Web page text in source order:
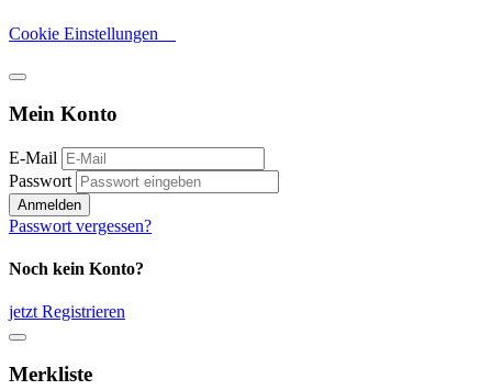
Cookie Einstellungen
Mein Konto
E-Mail
Passwort
Anmelden
Passwort vergessen?
Noch kein Konto?
jetzt Registrieren
Merkliste